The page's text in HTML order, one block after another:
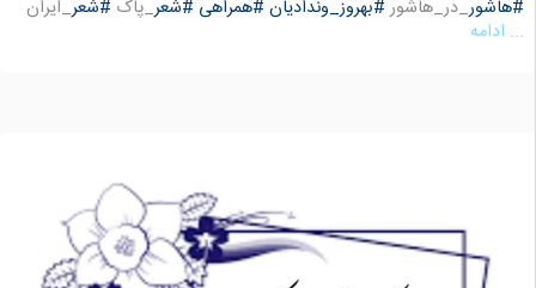
#هاشور_در_هاشور#بهروز_وندادیان #همراهی #شعر_پاک #شعر_ایران
... ادامه